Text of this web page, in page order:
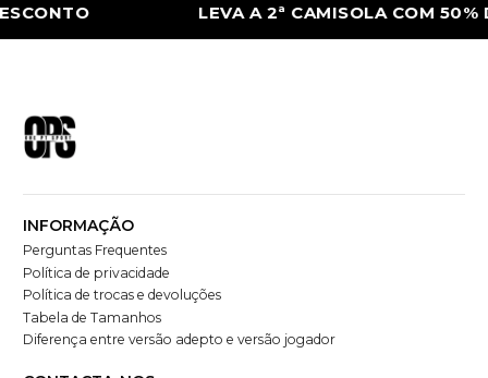
LEVA A 2ª CAMISOLA COM 50%
INFORMAÇÃO
Perguntas Frequentes
Política de privacidade
Política de trocas e devoluções
Tabela de Tamanhos
Diferença entre versão adepto e versão jogador